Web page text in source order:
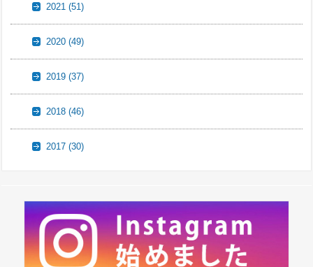
2021(51)
2020(49)
2019(37)
2018(46)
2017(30)